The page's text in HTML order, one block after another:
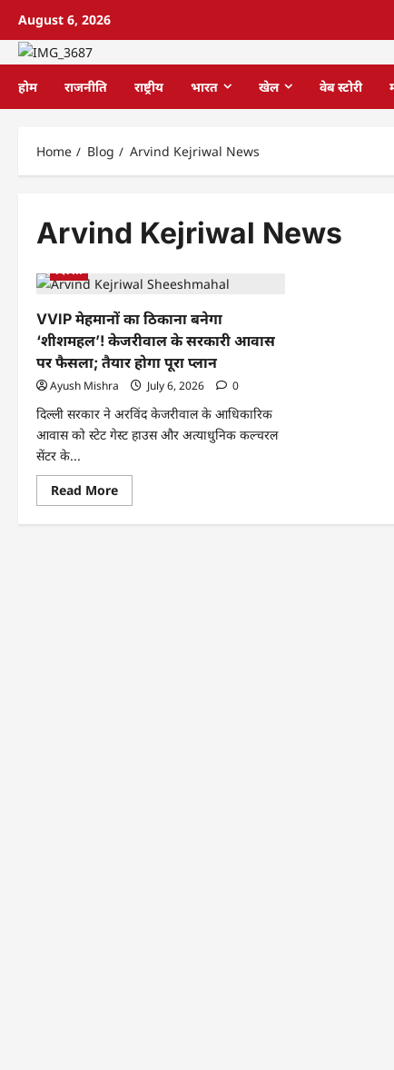
August 6, 2026
होम राजनीति राष्ट्रीय भारत खेल वेब स्टोरी
Home Blog Arvind Kejriwal News
Arvind Kejriwal News
दिल्ली
VVIP मेहमानों का ठिकाना बनेगा
‘शीशमहल’! केजरीवाल के सरकारी आवास
पर फैसला; तैयार होगा पूरा प्लान
Ayush Mishra July 6, 2026 0
दिल्ली सरकार ने अरविंद केजरीवाल के आधिकारिक
आवास को स्टेट गेस्ट हाउस और अत्याधुनिक कल्चरल
सेंटर के...
Read More